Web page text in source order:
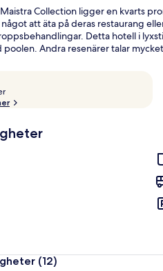
Collection ligger en kvarts
att äta på deras restaurang
Detta hotell i
Andra resenärer talar
o
p
b
r
e
(12)